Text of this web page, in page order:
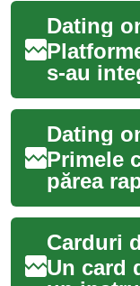
s-au
multor
oameni
Primele
părea
context,
fundația
dacă
Un card